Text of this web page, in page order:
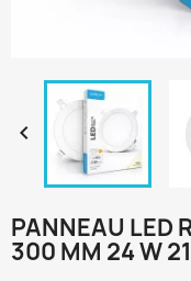

PANNEAU LED
300 MM 24 W